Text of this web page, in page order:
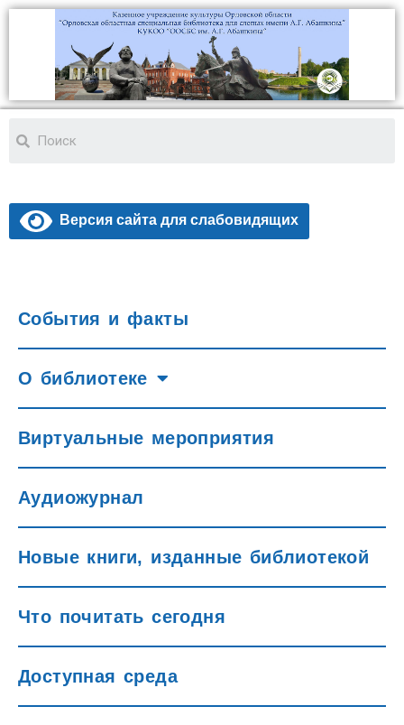
Версия сайта для слабовидящих
События и факты
О библиотеке
Виртуальные мероприятия
Аудиожурнал
Новые книги, изданные библиотекой
Что почитать сегодня
Доступная среда